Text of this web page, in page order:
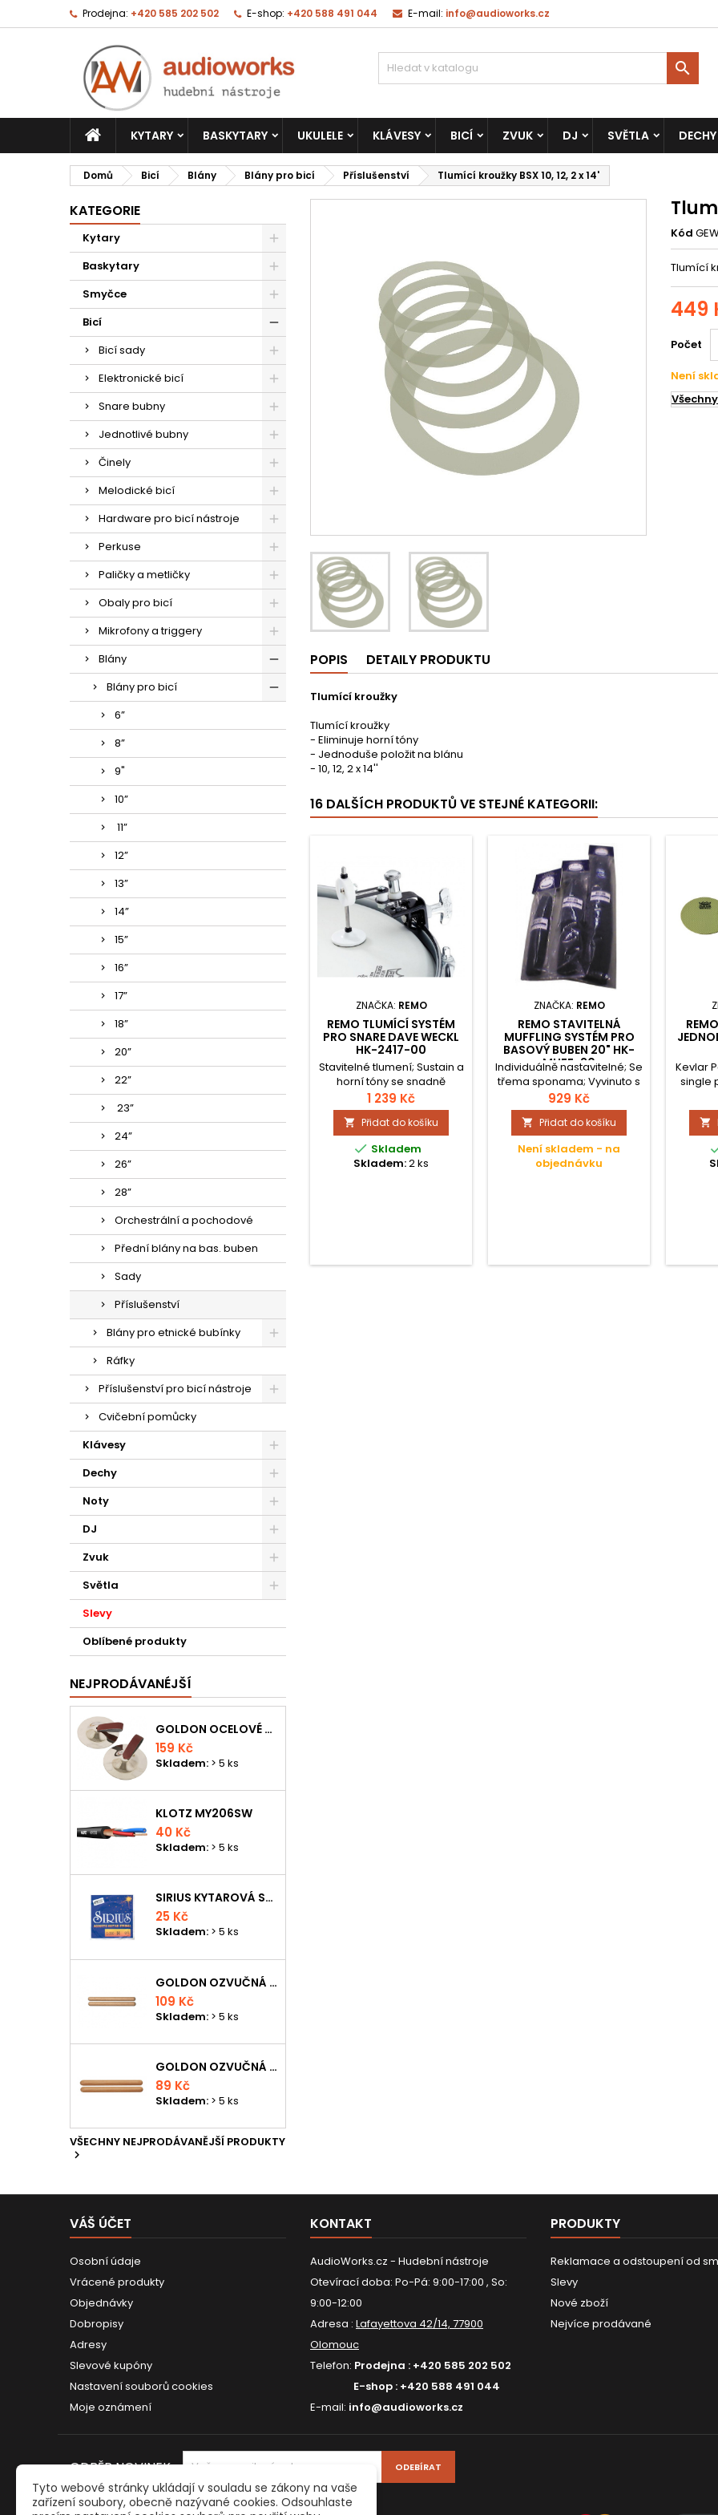
Prodejna: +420 585 202 502 E-shop: +420 588 491 044 E-mail: info@audioworks.cz

KYTARY BASKYTARY UKULELE KLÁVESY BICÍ ZVUK DJ SVĚTLA DECHY
Domů Bicí Blány Blány pro bicí Příslušenství Tlumící kroužky BSX 10, 12, 2 x 14'
KATEGORIE
Kytary
Baskytary
Smyčce
Bicí
Bicí sady
Elektronické bicí
Snare bubny
Jednotlivé bubny
Činely
Melodické bicí
Hardware pro bicí nástroje
Perkuse
Paličky a metličky
Obaly pro bicí
Mikrofony a triggery
Blány
Blány pro bicí
6”
8”
9"
10”
11”
12”
13”
14”
15”
16”
17”
18”
20”
22”
23”
24”
26”
28”
Orchestrální a pochodové
Přední blány na bas. buben
Sady
Příslušenství
Blány pro etnické bubínky
Ráfky
Příslušenství pro bicí nástroje
Cvičební pomůcky
Klávesy
Dechy
Noty
DJ
Zvuk
Světla
Slevy
Oblíbené produkty
NEJPRODÁVANÉJŠÍ
GOLDON OCELOVÉ PRSTOVÉ ČINELKY
159 Kč
Skladem: > 5 ks
KLOTZ MY206SW
40 Kč
Skladem: > 5 ks
SIRIUS KYTAROVÁ STRUNA
25 Kč
Skladem: > 5 ks
GOLDON OZVUČNÁ DŘÍVKA 18 X 200MM
109 Kč
Skladem: > 5 ks
GOLDON OZVUČNÁ DŘÍVKA 15 X 150MM
89 Kč
Skladem: > 5 ks
VŠECHNY NEJPRODÁVANĚJŠÍ PRODUKTY

Kód
Tlumící
449
Počet
Není
POPIS DETAILY PRODUKTU
Tlumící kroužky
Tlumící kroužky
- Eliminuje horní tóny
- Jednoduše položit na blánu
- 10, 12, 2 x 14''
16 DALŠÍCH PRODUKTŮ VE STEJNÉ KATEGORII:
ZNAČKA: REMO
REMO TLUMÍCÍ SYSTÉM
PRO SNARE DAVE WECKL
HK-2417-00
Stavitelné tlumení; Sustain a
horní tóny se snadně
kontrolovatelné; Vyvinuto s
Dave Weckl;
1 239 Kč
 Přidat do košíku
 Skladem
Skladem:2 ks
ZNAČKA: REMO
REMO STAVITELNÁ
MUFFLING SYSTÉM PRO
BASOVÝ BUBEN 20" HK-
MUFF-20
Individuálně nastavitelné; Se
třema sponama; Vyvinuto s
Dave Weckl;
929 Kč
 Přidat do košíku
Není skladem - na
objednávku
Kevlar
single

VÁŠ ÚČET
Osobní údaje
Vrácené produkty
Objednávky
Dobropisy
Adresy
Slevové kupóny
Nastavení souborů cookies
Moje oznámení
KONTAKT
AudioWorks.cz - Hudební nástroje
Otevírací doba: Po-Pá: 9:00-17:00 , So:
9:00-12:00
Adresa : Lafayettova 42/14, 77900
Olomouc
Telefon: Prodejna : +420 585 202 502
E-shop : +420 588 491 044
E-mail: info@audioworks.cz
PRODUKTY
Reklamace a odstoupení od
Slevy
Nové zboží
Nejvíce prodávané
ODBĚR NOVINEK
Tyto webové stránky ukládají v souladu se zákony na vaše
zařízení soubory, obecně nazývané cookies. Odsouhlaste